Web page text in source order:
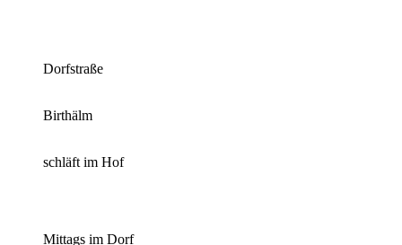
Dorf­stra­ße
Birt­hälm
schläft im Hof
Mit­tags im Dorf